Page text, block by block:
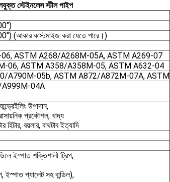
স্টেইনলেস স্টীল পাইপ
কাস্টমাইজ করা যেতে পারে।)
ASTM A268/A268M-05A, ASTM A269-07
06, ASTM A358/A358M-05, ASTM A632-04
A790M-05b, ASTM A872/A872M-07A, ASTM
04A
উপাদান,
প্রকৌশল, খাদ্য
বয়লার, বাথটাব ইত্যাদি
ইস্পাত শক্তিশালী ট্রিপ,
ইস্পাত প্যালেট সহ বান্ডিল),